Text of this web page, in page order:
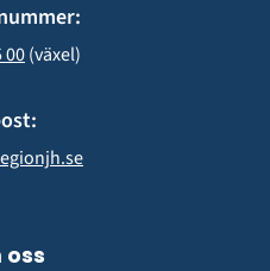
00 (växel)
oss